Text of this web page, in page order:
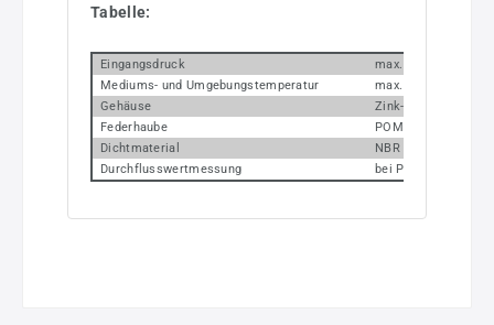
Tabelle:
Eingangsdruck
max. 25 bar
Mediums- und Umgebungstemperatur
max. 60 °C
Gehäuse
Zink-Druckguss,
Federhaube
POM-Messing
Dichtmaterial
NBR
Durchflusswertmessung
bei P1 = 8 bar, P2 =